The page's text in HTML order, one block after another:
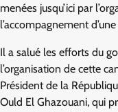
menées jusqu’ici par
l’accompagnement
Il a salué les efforts du
l’organisation de cette
Président de la
Ould El Ghazouani, qui